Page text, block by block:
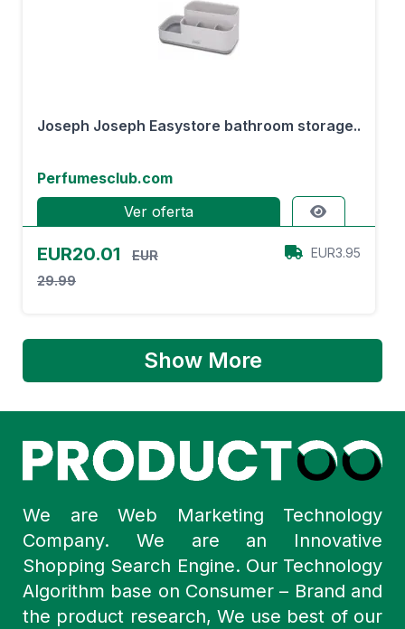
Joseph Joseph Easystore bathroom storage..
Perfumesclub.com
Ver oferta
EUR20.01
EUR
29.99
EUR3.95
Show More
We are Web Marketing Technology
Company. We are an Innovative
Shopping Search Engine. Our Technology
Algorithm base on Consumer – Brand and
the product research, We use best of our